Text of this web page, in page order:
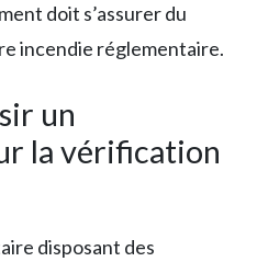
doit s’assurer du
incendie réglementaire.
un
la vérification
disposant des